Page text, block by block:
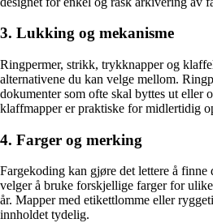
3. Lukking og mekanisme
Ringpermer, strikk, trykknapper og
alternativene du kan velge mellom.
dokumenter som ofte skal byttes ut eller
klaffmapper er praktiske for midlertidig
4. Farger og merking
Fargekoding kan gjøre det lettere å finne
velger å bruke forskjellige farger for
år. Mapper med etikettlomme eller
innholdet tydelig.